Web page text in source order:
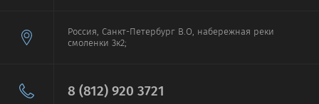
Россия, Санкт-Петербург В.О, набережная реки
смоленки 3к2;
8 (812) 920 3721